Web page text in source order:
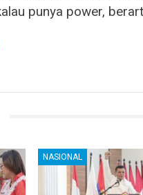
punya power,
NASIONAL